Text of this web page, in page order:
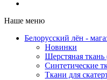
Наше меню
Белорусский лён -
Новинки
Шерстяная ткань
Синтетические
Ткани для